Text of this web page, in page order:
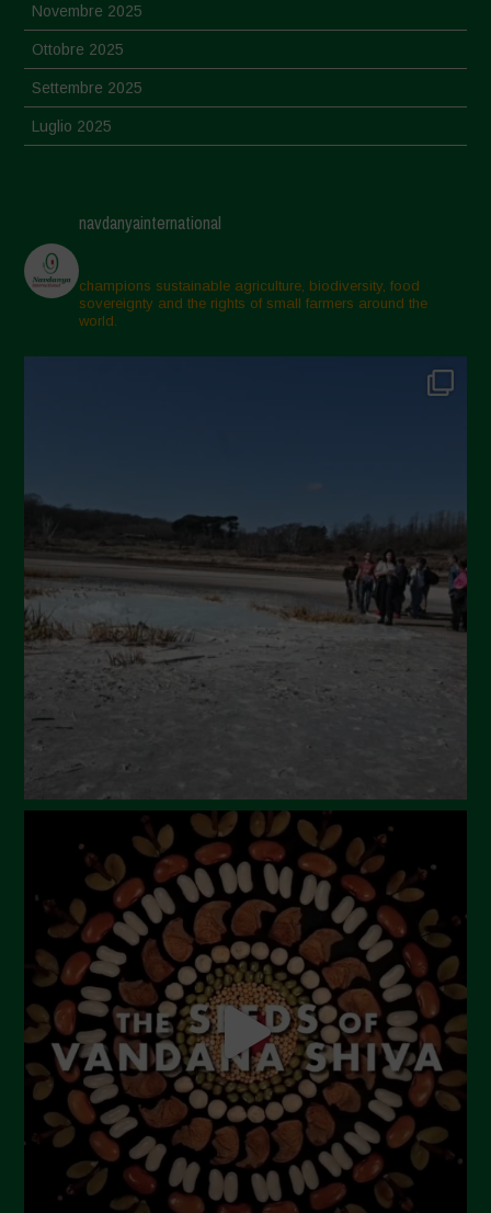
Novembre 2025
Ottobre 2025
Settembre 2025
Luglio 2025
Aprile 2025
Marzo 2025
Febbraio 2025
Gennaio 2025
Settembre 2024
Luglio 2024
Maggio 2024
Aprile 2024
Marzo 2024
Febbraio 2024
Ottobre 2023
Settembre 2023
Agosto 2023
Luglio 2023
Giugno 2023
Maggio 2023
Aprile 2023
Marzo 2023
Febbraio 2023
Dicembre 2022
navdanyainternational
champions sustainable agriculture, biodiversity, food
sovereignty and the rights of small farmers around the
world.